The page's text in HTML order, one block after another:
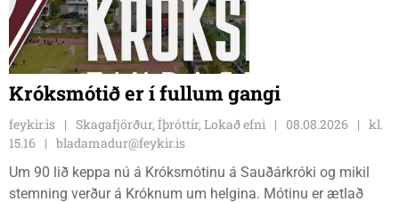
Króksmótið er í fullum gangi
feykir.is Skagafjörður, Íþróttir, Lokað efni 08.08.2026
kl.
15.16
bladamadur@feykir.is
Um 90 lið keppa nú á Króksmótinu á Sauðárkróki og mikil
stemning verður á Króknum um helgina. Mótinu er ætlað